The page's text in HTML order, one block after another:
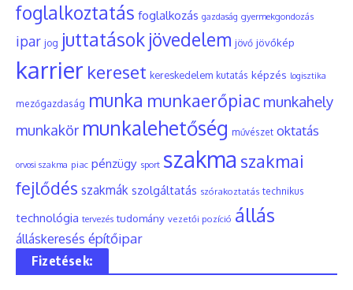
foglalkoztatás foglalkozás gazdaság gyermekgondozás
ipar jog juttatások jövedelem jövő jövőkép
karrier kereset kereskedelem kutatás képzés logisztika
mezőgazdaság munka munkaerőpiac munkahely
munkakör munkalehetőség művészet oktatás
orvosi szakma piac pénzügy sport szakma szakmai
fejlődés szakmák szolgáltatás szórakoztatás technikus
technológia tervezés tudomány vezetői pozíció állás
álláskeresés építőipar
Fizetések: